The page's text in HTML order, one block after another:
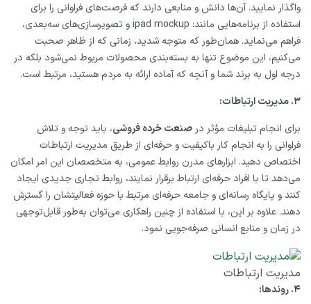
واگذار نمایید. آن‌ها دانش و منابعی دارند که فرصت‌های فراوانی را برای
استفاده از برنامه‌‌هایی مانند: ipad mockupو تصویرسازی‌های سه‌بعدی،
فراهم می‌نماید. همان‌طور که متوجه شدید، زمانی که از ظاهر صحبت
می‌کنیم، این موضوع تنها به بسته‌بندی محصولات مربوط نمی‌شود بلکه در
درجه اول به برند شما و آنچه که آماده ارائه به مردم هستید، مرتبط است.
۳. مدیریت ارتباطات:
برای انجام تبلیغات مؤثر در صنعت خرده ‌فروشی، باید توجه و تلاش
فراوانی را به انجام کار باکیفیت و حرفه‌ای از طریق مدیریت ارتباطات
اختصاص دهید. ابزارهای مدرن روابط عمومی، به متخصصان این امر امکان
می‌دهد تا با افراد حرفه‌ای ارتباط برقرار نمایند، روابط تجاری جدیدی ایجاد
کنند و پایگاه رسانه‌ای و جامعه‌ حرفه‌ای مرتبط با حوزه فعالیتشان را گسترش
دهند. علاوه بر این، با استفاده از چنین راهکاری می‌توان به‌طور قابل‌توجهی
در زمان و منابع انسانی صرفه‌جویی نمود.
مدیریت ارتباطات
۴. روندها: